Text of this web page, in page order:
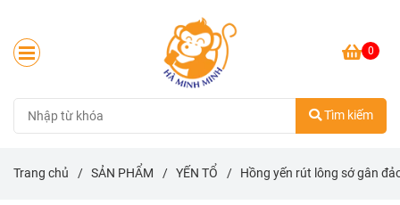
0
Tìm kiếm
Trang chủ / SẢN PHẨM / YẾN TỔ / Hồng yến rút lông sớ gân